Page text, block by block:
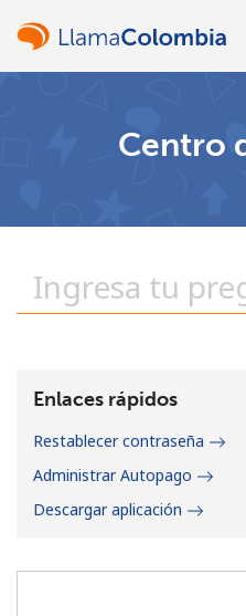
Centro
Enlaces rápidos
Restablecer contraseña
Administrar Autopago
Descargar aplicación